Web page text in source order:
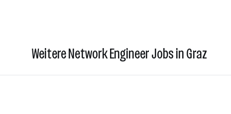
Weitere Network Engineer Jobs in Graz